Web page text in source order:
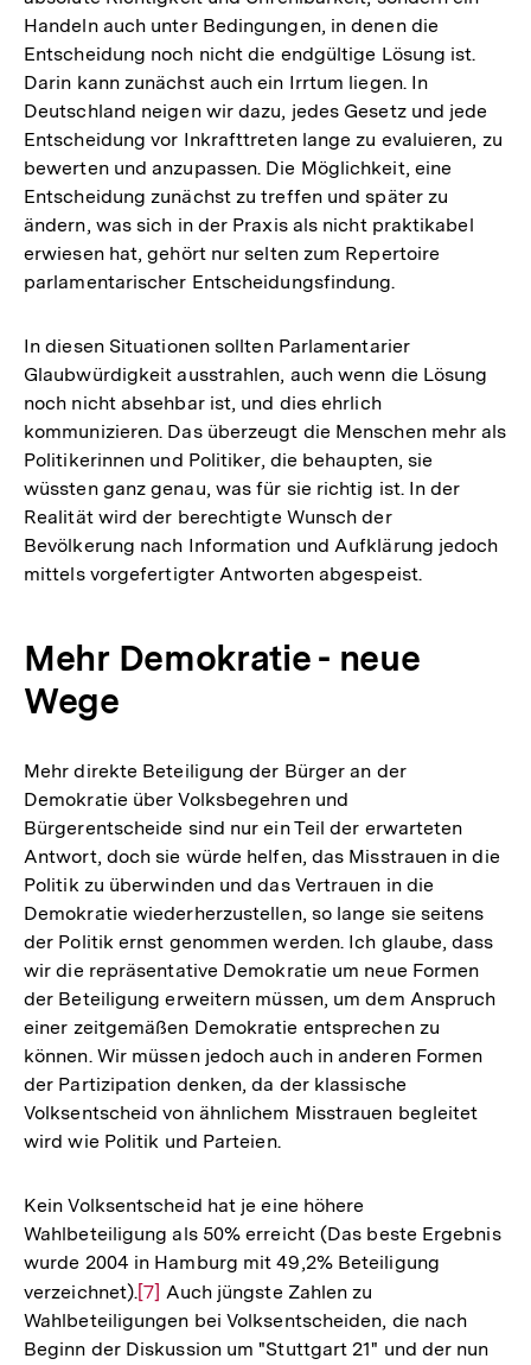
Handeln auch unter Bedingungen, in denen die
Entscheidung noch nicht die endgültige Lösung ist.
Darin kann zunächst auch ein Irrtum liegen. In
Deutschland neigen wir dazu, jedes Gesetz und jede
Entscheidung vor Inkrafttreten lange zu evaluieren, zu
bewerten und anzupassen. Die Möglichkeit, eine
Entscheidung zunächst zu treffen und später zu
ändern, was sich in der Praxis als nicht praktikabel
erwiesen hat, gehört nur selten zum Repertoire
parlamentarischer Entscheidungsfindung.
In diesen Situationen sollten Parlamentarier
Glaubwürdigkeit ausstrahlen, auch wenn die Lösung
noch nicht absehbar ist, und dies ehrlich
kommunizieren. Das überzeugt die Menschen mehr als
Politikerinnen und Politiker, die behaupten, sie
wüssten ganz genau, was für sie richtig ist. In der
Realität wird der berechtigte Wunsch der
Bevölkerung nach Information und Aufklärung jedoch
mittels vorgefertigter Antworten abgespeist.
Mehr Demokratie - neue
Wege
Mehr direkte Beteiligung der Bürger an der
Demokratie über Volksbegehren und
Bürgerentscheide sind nur ein Teil der erwarteten
Antwort, doch sie würde helfen, das Misstrauen in die
Politik zu überwinden und das Vertrauen in die
Demokratie wiederherzustellen, so lange sie seitens
der Politik ernst genommen werden. Ich glaube, dass
wir die repräsentative Demokratie um neue Formen
der Beteiligung erweitern müssen, um dem Anspruch
einer zeitgemäßen Demokratie entsprechen zu
können. Wir müssen jedoch auch in anderen Formen
der Partizipation denken, da der klassische
Volksentscheid von ähnlichem Misstrauen begleitet
wird wie Politik und Parteien.
Kein Volksentscheid hat je eine höhere
Wahlbeteiligung als 50% erreicht (Das beste Ergebnis
wurde 2004 in Hamburg mit 49,2% Beteiligung
verzeichnet).Zur
Auflösung
der
[7] Auch jüngste Zahlen zu
Wahlbeteiligungen bei Volksentscheiden, die nach
Beginn der Diskussion um "Stuttgart 21" und der nun